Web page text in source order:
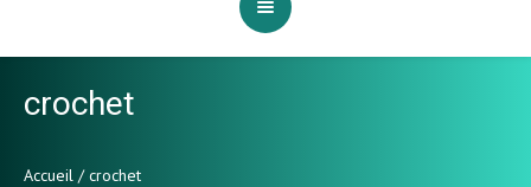
crochet
Accueil /crochet